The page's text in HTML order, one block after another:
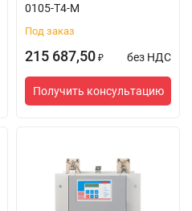
0105-T4-M
Под заказ
215 687,50 ₽ без НДС
Получить консультацию